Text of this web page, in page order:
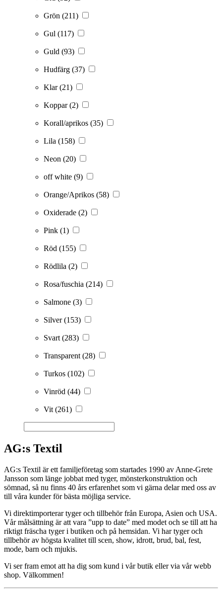
Grön (211)
Gul (117)
Guld (93)
Hudfärg (37)
Klar(21)
Koppar(2)
Korall/aprikos (35)
Lila (158)
Neon (20)
off white (9)
Orange/Aprikos (58)
Oxiderade (2)
Pink (1)
Röd (155)
Rödlila (2)
Rosa/fuschia (214)
Salmone (3)
Silver(153)
Svart (283)
Transparent (28)
Turkos (102)
Vinröd (44)
Vit (261)
AG:s Textil
AG:s Textil är ett familjeföretag som startades 1990 av Anne-Grete
Jansson som länge jobbat med tyger, mönsterkonstruktion och
sömnad, så nu finns 40 års erfarenhet som vi gärna delar med oss av
till våra kunder för bästa möjliga service.
Vi direktimporterar tyger och tillbehör från Europa, Asien och USA.
Vår målsättning är att vara ”upp to date” med modet och se till att ha
riktigt fräscha tyger i butiken och på hemsidan. Vi har tyger och
tillbehör av högsta kvalitet till scen, show, idrott, brud, bal, fest,
mode, barn och mjukis.
Vi ser fram emot att ha dig som kund i vår butik eller via vår webb
shop. Välkommen!